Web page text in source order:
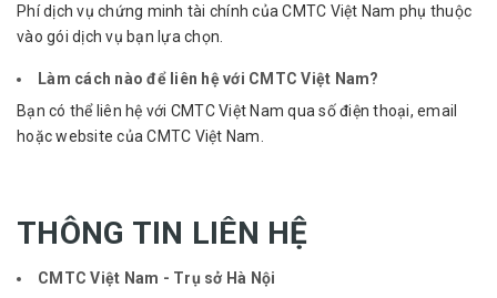
Phí dịch vụ chứng minh tài chính của CMTC Việt Nam phụ thuộc
vào gói dịch vụ bạn lựa chọn.
Làm cách nào để liên hệ với CMTC Việt Nam?
Bạn có thể liên hệ với CMTC Việt Nam qua số điện thoại, email
hoặc website của CMTC Việt Nam.
THÔNG TIN LIÊN HỆ
CMTC Việt Nam - Trụ sở Hà Nội